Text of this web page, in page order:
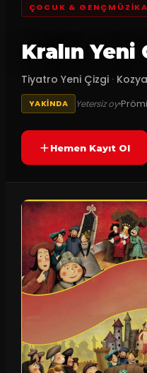
ÇOCUK &
Kralın Yeni
Tiyatro Yeni Çizgi ·
YAKINDA Yetersiz oy
Hemen Kayıt Ol